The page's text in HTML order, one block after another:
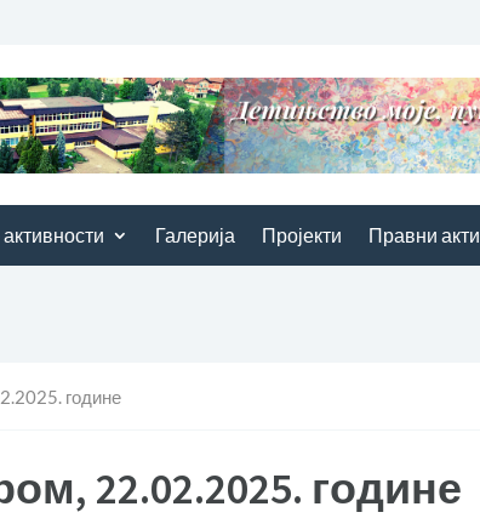
Галерија Пројекти Правни акти
године
22.02.2025. године